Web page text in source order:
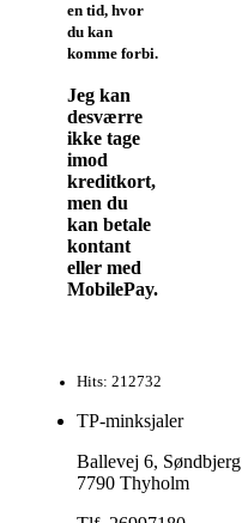
en tid, hvor
du kan
komme forbi.
Jeg kan
desværre
ikke tage
imod
kreditkort,
men du
kan betale
kontant
eller med
MobilePay.
Hits: 212732
TP-minksjaler
Ballevej 6, Søndbjerg
7790 Thyholm